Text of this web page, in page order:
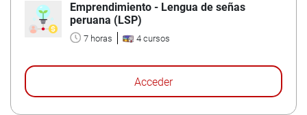
Emprendimiento - Lengua de señas
peruana (LSP)
7 horas 4 cursos
Acceder